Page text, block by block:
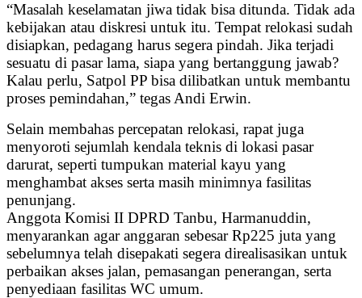
“Masalah keselamatan jiwa tidak bisa ditunda. Tidak ada
kebijakan atau diskresi untuk itu. Tempat relokasi sudah
disiapkan, pedagang harus segera pindah. Jika terjadi
sesuatu di pasar lama, siapa yang bertanggung jawab?
Kalau perlu, Satpol PP bisa dilibatkan untuk membantu
proses pemindahan,” tegas Andi Erwin.
Selain membahas percepatan relokasi, rapat juga
menyoroti sejumlah kendala teknis di lokasi pasar
darurat, seperti tumpukan material kayu yang
menghambat akses serta masih minimnya fasilitas
penunjang.
Anggota Komisi II DPRD Tanbu, Harmanuddin,
menyarankan agar anggaran sebesar Rp225 juta yang
sebelumnya telah disepakati segera direalisasikan untuk
perbaikan akses jalan, pemasangan penerangan, serta
penyediaan fasilitas WC umum.